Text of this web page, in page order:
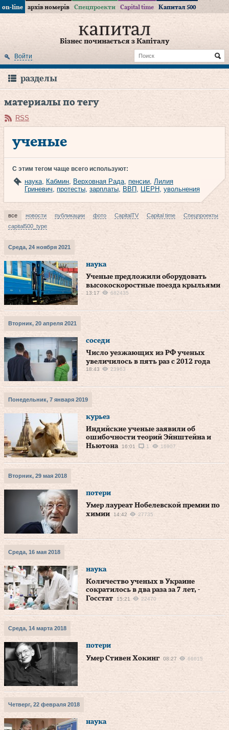
on-line архів номерів Спецпроекти Capital time Капитал 500
Бізнес починається з Капіталу
Войти
разделы
материалы по тегу
RSS
ученые
С этим тегом чаще всего используют:
наука, Кабмин, Верховная Рада, пенсии, Лилия
Гриневич, протесты, зарплаты, ВВП , ЦЕРН, увольнения
все новости публикации фото CapitalTV Capital time
Спецпроекты
capital500_type
Среда, 24 ноября 2021
наука
Ученые предложили оборудовать
высокоскоростные поезда крыльями
13:17 682435
Вторник, 20 апреля 2021
соседи
Число уезжающих из РФ ученых
увеличилось в пять раз с 2012 года
18:43 23963
Понедельник, 7 января 2019
курьез
Индийские ученые заявили об
ошибочности теорий Эйнштейна и
Ньютона
16:01 1 16907
Вторник, 29 мая 2018
потери
Умер лауреат Нобелевской премии по
химии
14:42 27735
Среда, 16 мая 2018
наука
Количество ученых в Украине
сократилось в два раза за 7 лет, -
Госстат
15:21 22470
Среда, 14 марта 2018
потери
Умер Стивен Хокинг
08:27 66615
Четверг, 22 февраля 2018
наука